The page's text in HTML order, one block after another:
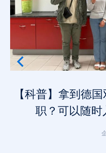
【科普】拿到德
职？可以随时